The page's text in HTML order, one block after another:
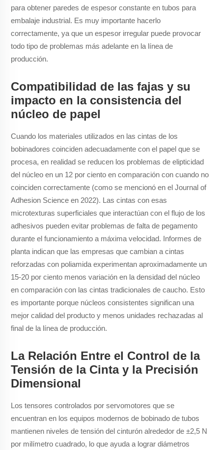
para obtener paredes de espesor constante en tubos para
embalaje industrial. Es muy importante hacerlo
correctamente, ya que un espesor irregular puede provocar
todo tipo de problemas más adelante en la línea de
producción.
Compatibilidad de las fajas y su
impacto en la consistencia del
núcleo de papel
Cuando los materiales utilizados en las cintas de los
bobinadores coinciden adecuadamente con el papel que se
procesa, en realidad se reducen los problemas de elipticidad
del núcleo en un 12 por ciento en comparación con cuando no
coinciden correctamente (como se mencionó en el Journal of
Adhesion Science en 2022). Las cintas con esas
microtexturas superficiales que interactúan con el flujo de los
adhesivos pueden evitar problemas de falta de pegamento
durante el funcionamiento a máxima velocidad. Informes de
planta indican que las empresas que cambian a cintas
reforzadas con poliamida experimentan aproximadamente un
15-20 por ciento menos variación en la densidad del núcleo
en comparación con las cintas tradicionales de caucho. Esto
es importante porque núcleos consistentes significan una
mejor calidad del producto y menos unidades rechazadas al
final de la línea de producción.
La Relación Entre el Control de la
Tensión de la Cinta y la Precisión
Dimensional
Los tensores controlados por servomotores que se
encuentran en los equipos modernos de bobinado de tubos
mantienen niveles de tensión del cinturón alrededor de ±2,5 N
por milímetro cuadrado, lo que ayuda a lograr diámetros